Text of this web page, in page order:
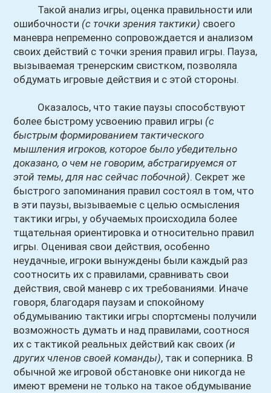
Такой анализ игры, оценка правильности или
ошибочности (с точки зрения тактики) своего
маневра непременно сопровождается и анализом
своих действий с точки зрения правил игры. Пауза,
вызываемая тренерским свистком, позволяла
обдумать игровые действия и с этой стороны.
Оказалось, что такие паузы способствуют
более быстрому усвоению правил игры (с
быстрым формированием тактического
мышления игроков, которое было убедительно
доказано, о чем не говорим, абстрагируемся от
этой темы, для нас сейчас побочной). Секрет же
быстрого запоминания правил состоял в том, что
в эти паузы, вызываемые с целью осмысления
тактики игры, у обучаемых происходила более
тщательная ориентировка и относительно правил
игры. Оценивая свои действия, особенно
неудачные, игроки вынуждены были каждый раз
соотносить их с правилами, сравнивать свои
действия, свой маневр с их требованиями. Иначе
говоря, благодаря паузам и спокойному
обдумыванию тактики игры спортсмены получили
возможность думать и над правилами, соотнося
их с тактикой реальных действий как своих (и
других членов своей команды), так и соперника. В
обычной же игровой обстановке они никогда не
имеют времени не только на такое обдумывание